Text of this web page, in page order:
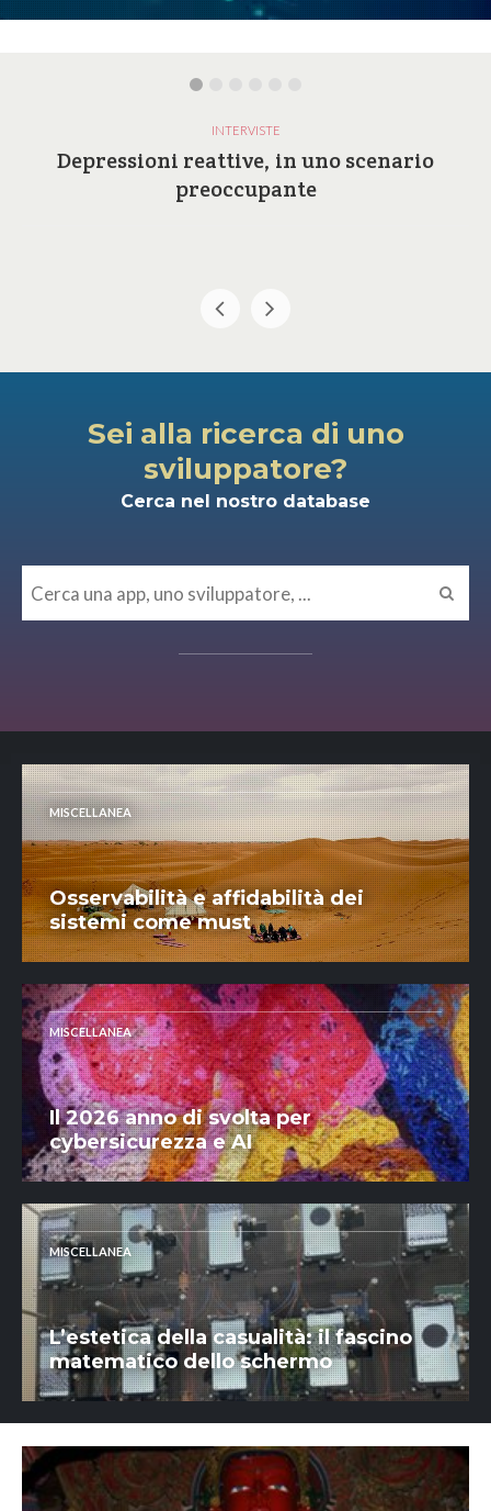
INTERVISTE
Depressioni reattive, in uno scenario
preoccupante
Sei alla ricerca di uno
sviluppatore?
Cerca nel nostro database
MISCELLANEA
Osservabilità e affidabilità dei
sistemi come must
MISCELLANEA
Il 2026 anno di svolta per
cybersicurezza e AI
MISCELLANEA
L’estetica della casualità: il fascino
matematico dello schermo